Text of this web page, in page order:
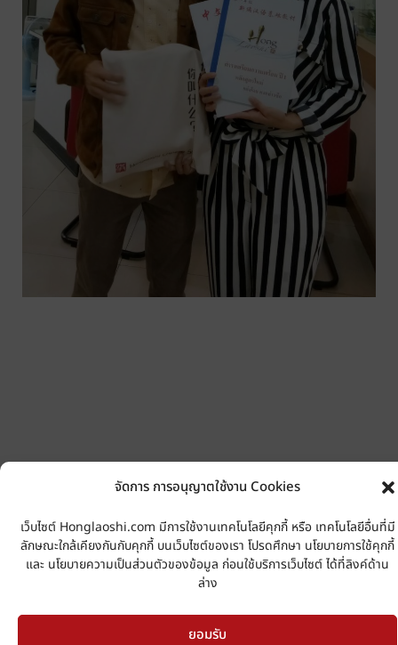
จัดการ การอนุญาตใช้งาน Cookies
เว็บไซต์ Honglaoshi.com มีการใช้งานเทคโนโลยีคุกกี้ หรือ เทคโนโลยีอื่นที่มี
ลักษณะใกล้เคียงกันกับคุกกี้ บนเว็บไซต์ของเรา โปรดศึกษา นโยบายการใช้คุกกี้
และ นโยบายความเป็นส่วนตัวของข้อมูล ก่อนใช้บริการเว็บไซต์ ได้ที่ลิงค์ด้าน
ล่าง
ยอมรับ